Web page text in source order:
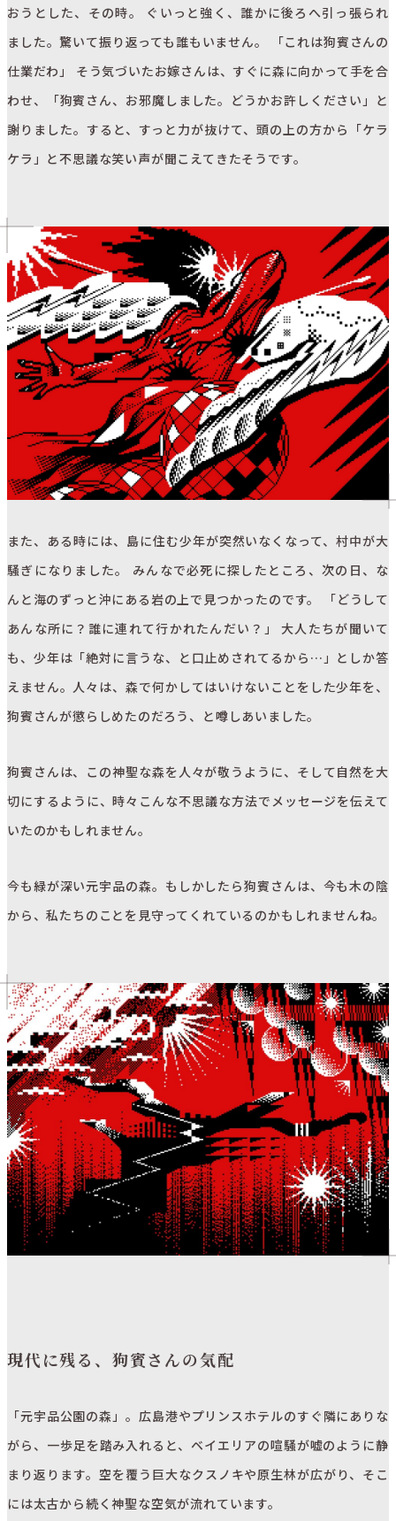
おうとした、その時。 ぐいっと強く、誰かに後ろへ引っ張られ
ました。驚いて振り返っても誰もいません。 「これは狗賓さんの
仕業だわ」 そう気づいたお嫁さんは、すぐに森に向かって手を合
わせ、「狗賓さん、お邪魔しました。どうかお許しください」と
謝りました。すると、すっと力が抜けて、頭の上の方から「ケラ
ケラ」と不思議な笑い声が聞こえてきたそうです。
また、ある時には、島に住む少年が突然いなくなって、村中が大
騒ぎになりました。 みんなで必死に探したところ、次の日、な
んと海のずっと沖にある岩の上で見つかったのです。 「どうして
あんな所に？誰に連れて行かれたんだい？」 大人たちが聞いて
も、少年は「絶対に言うな、と口止めされてるから…」としか答
えません。人々は、森で何かしてはいけないことをした少年を、
狗賓さんが懲らしめたのだろう、と噂しあいました。
狗賓さんは、この神聖な森を人々が敬うように、そして自然を大
切にするように、時々こんな不思議な方法でメッセージを伝えて
いたのかもしれません。
今も緑が深い元宇品の森。もしかしたら狗賓さんは、今も木の陰
から、私たちのことを見守ってくれているのかもしれませんね。
現代に残る、狗賓さんの気配
「元宇品公園の森」。広島港やプリンスホテルのすぐ隣にありな
がら、一歩足を踏み入れると、ベイエリアの喧騒が嘘のように静
まり返ります。空を覆う巨大なクスノキや原生林が広がり、そこ
には太古から続く神聖な空気が流れています。